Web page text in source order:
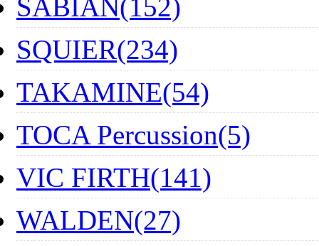
SABIAN(152)
SQUIER(234)
TAKAMINE(54)
TOCA Percussion(5)
VIC FIRTH(141)
WALDEN(27)